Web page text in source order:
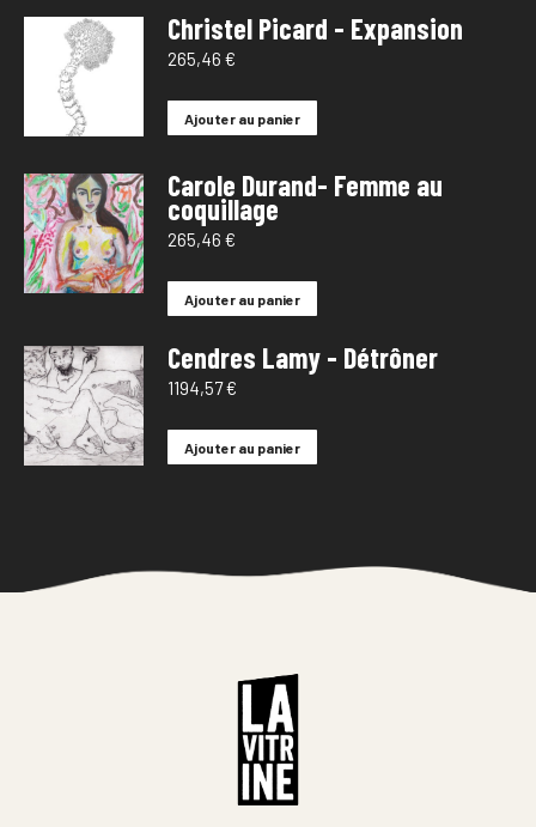
Christel Picard - Expansion
265,46 €
Ajouter au panier
Carole Durand- Femme au
coquillage
265,46 €
Ajouter au panier
Cendres Lamy - Détrôner
1194,57€
Ajouter au panier